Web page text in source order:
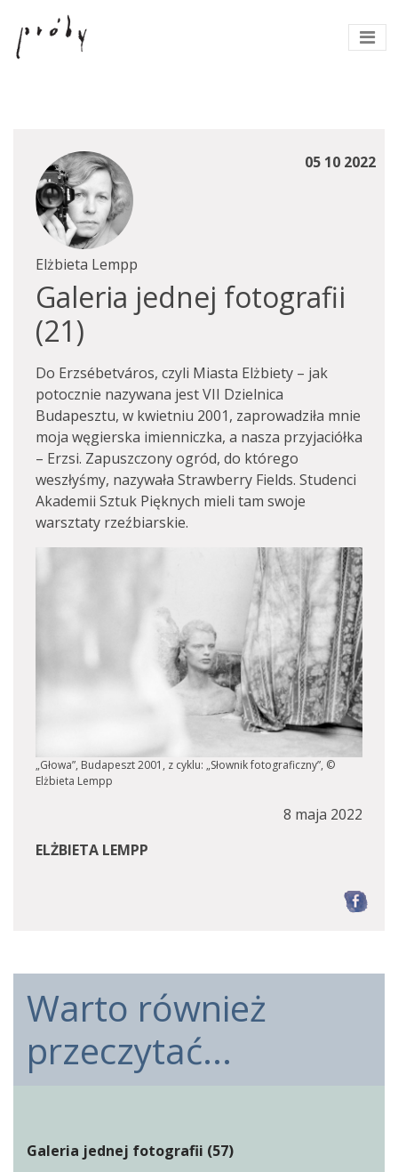
05 10 2022
Elżbieta Lempp
Galeria jednej fotografii
(21)
Do Erzsébetváros, czyli Miasta Elżbiety – jak
potocznie nazywana jest VII Dzielnica
Budapesztu, w kwietniu 2001, zaprowadziła mnie
moja węgierska imienniczka, a nasza przyjaciółka
– Erzsi. Zapuszczony ogród, do którego
weszłyśmy, nazywała Strawberry Fields. Studenci
Akademii Sztuk Pięknych mieli tam swoje
warsztaty rzeźbiarskie.
„Głowa”, Budapeszt 2001, z cyklu: „Słownik fotograficzny”, ©
Elżbieta Lempp
8 maja 2022
ELŻBIETA LEMPP
Warto również
przeczytać...
Galeria jednej fotografii (57)